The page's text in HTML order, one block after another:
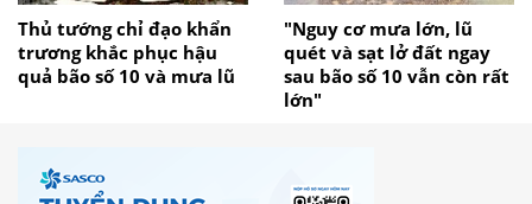
Thủ tướng chỉ đạo khẩn
trương khắc phục hậu
quả bão số 10 và mưa lũ
"Nguy cơ mưa lớn, lũ
quét và sạt lở đất ngay
sau bão số 10 vẫn còn rất
lớn"